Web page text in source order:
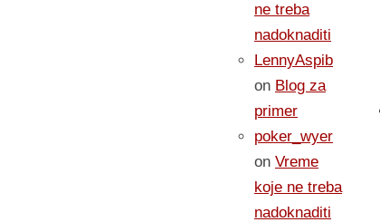
ne treba
nadoknaditi
LennyAspib
on Blog za
primer
poker_wyer
on Vreme
koje ne treba
nadoknaditi